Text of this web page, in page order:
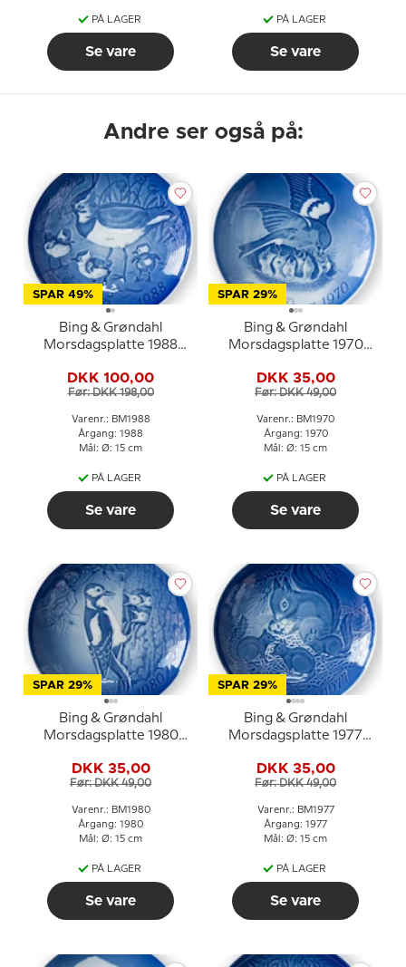
PÅ LAGER
Se vare
PÅ LAGER
Se vare
Andre ser også på:
SPAR 49%
Bing & Grøndahl
Morsdagsplatte 1988
DKK 100,00
Før: DKK 198,00
Varenr.: BM1988
Årgang: 1988
Mål: Ø: 15 cm
PÅ LAGER
Se vare
SPAR 29%
Bing & Grøndahl
Morsdagsplatte 1970
DKK 35,00
Før: DKK 49,00
Varenr.: BM1970
Årgang: 1970
Mål: Ø: 15 cm
PÅ LAGER
Se vare
SPAR 29%
Bing & Grøndahl
Morsdagsplatte 1980
DKK 35,00
Før: DKK 49,00
Varenr.: BM1980
Årgang: 1980
Mål: Ø: 15 cm
PÅ LAGER
Se vare
SPAR 29%
Bing & Grøndahl
Morsdagsplatte 1977
DKK 35,00
Før: DKK 49,00
Varenr.: BM1977
Årgang: 1977
Mål: Ø: 15 cm
PÅ LAGER
Se vare